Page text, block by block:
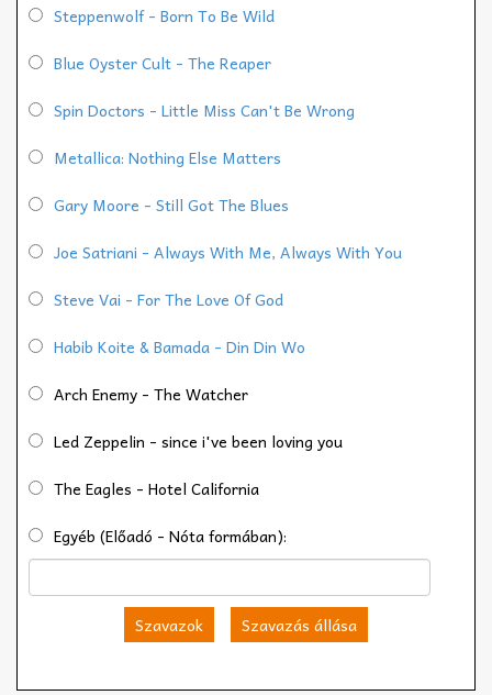
Steppenwolf - Born To Be Wild
Blue Oyster Cult - The Reaper
Spin Doctors - Little Miss Can't Be Wrong
Metallica: Nothing Else Matters
Gary Moore - Still Got The Blues
Joe Satriani - Always With Me, Always With You
Steve Vai - For The Love Of God
Habib Koite & Bamada - Din Din Wo
Arch Enemy - The Watcher
Led Zeppelin - since i've been loving you
The Eagles - Hotel California
Egyéb (Előadó - Nóta formában):
Szavazok Szavazás állása